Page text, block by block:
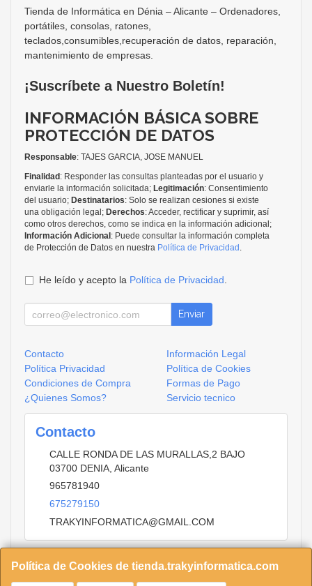
Política de Cookies de tienda.trakyinformatica.com
Tienda de Informática en Dénia – Alicante – Ordenadores,
portátiles, consolas, ratones,
teclados,consumibles,recuperación de datos, reparación,
mantenimiento de empresas.
¡Suscríbete a Nuestro Boletín!
INFORMACIÓN BÁSICA SOBRE
PROTECCIÓN DE DATOS
Responsable: TAJES GARCIA, JOSE MANUEL
Finalidad : Responder las consultas planteadas por el usuario y
enviarle la información solicitada; Legitimación: Consentimiento
del usuario; Destinatarios: Solo se realizan cesiones si existe
una obligación legal; Derechos: Acceder, rectificar y suprimir, así
como otros derechos, como se indica en la información adicional;
Información Adicional : Puede consultar la información completa
de Protección de Datos en nuestra Política de Privacidad
He leído y acepto la Política de Privacidad
Enviar
Contacto
Información Legal
Política Privacidad
Política de Cookies
Condiciones de Compra
Formas de Pago
¿Quienes Somos?
Servicio tecnico
Contacto
CALLE RONDA DE LAS MURALLAS,2 BAJO
03700 DENIA Alicante
965781940
675279150
TRAKYINFORMATICA@GMAIL.COM
Horario